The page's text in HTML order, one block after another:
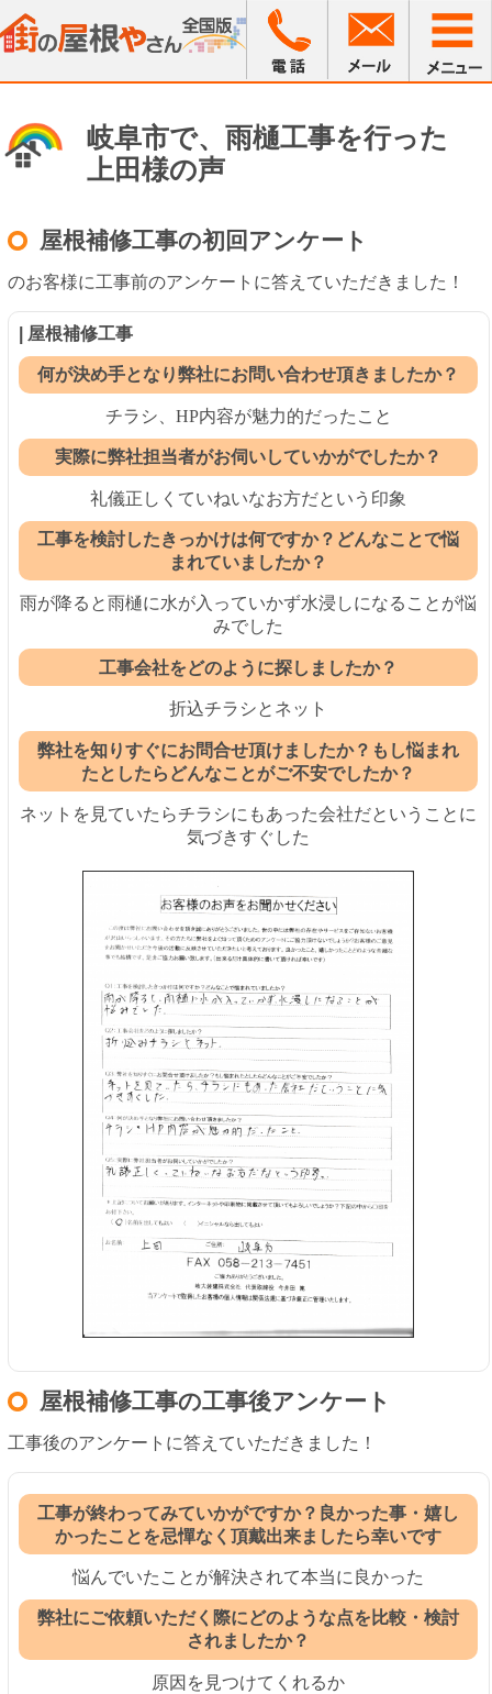
岐阜市で、雨樋工事を行った
上田様の声
屋根補修工事の初回アンケート
のお客様に工事前のアンケートに答えていただきました！
| 屋根補修工事
何が決め手となり弊社にお問い合わせ頂きましたか？
チラシ、HP内容が魅力的だったこと
実際に弊社担当者がお伺いしていかがでしたか？
礼儀正しくていねいなお方だという印象
工事を検討したきっかけは何ですか？どんなことで悩
まれていましたか？
雨が降ると雨樋に水が入っていかず水浸しになることが悩
みでした
工事会社をどのように探しましたか？
折込チラシとネット
弊社を知りすぐにお問合せ頂けましたか？もし悩まれ
たとしたらどんなことがご不安でしたか？
ネットを見ていたらチラシにもあった会社だということに
気づきすぐした
屋根補修工事の工事後アンケート
工事後のアンケートに答えていただきました！
工事が終わってみていかがですか？良かった事・嬉し
かったことを忌憚なく頂戴出来ましたら幸いです
悩んでいたことが解決されて本当に良かった
弊社にご依頼いただく際にどのような点を比較・検討
されましたか？
原因を見つけてくれるか